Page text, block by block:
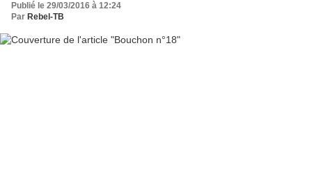
Publié le 29/03/2016 à 12:24
Par Rebel-TB